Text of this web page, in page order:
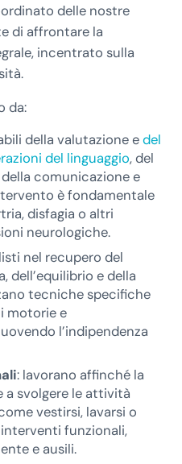
delle nostre
di affrontare la
incentrato sulla
da:
della valutazione edel
del linguaggio, del
comunicazione e
è fondamentale
disfagia o altri
neurologiche.
nel recupero del
dell’equilibrio e della
tecniche specifiche
motorie e
l’indipendenza
: lavorano affinché la
a svolgere le attività
vestirsi, lavarsi o
funzionali,
e ausili.